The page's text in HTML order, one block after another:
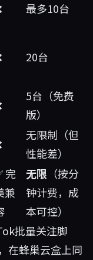
最多10台
20台
5台（免费
版）
无限制（但
性能差）
完
兼
无限 （按分
钟计费，成
本可控）
批量关注脚
在蜂巢云盒上同